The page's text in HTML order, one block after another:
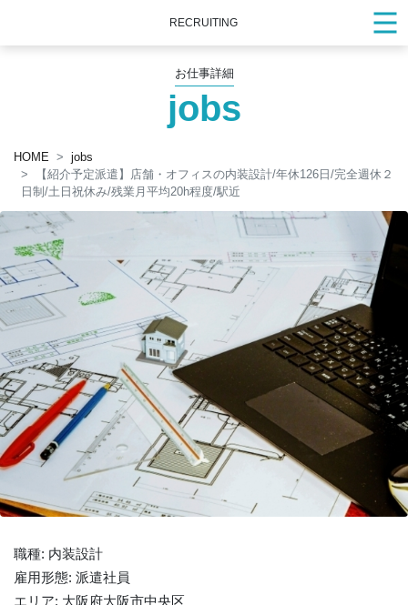
RECRUITING
お仕事詳細
jobs
HOME
jobs
【紹介予定派遣】店舗・オフィスの内装設計/年休126日/完全週休２
日制/土日祝休み/残業月平均20h程度/駅近
職種: 内装設計
雇用形態: 派遣社員
エリア: 大阪府大阪市中央区